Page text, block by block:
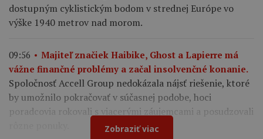
dostupným cyklistickým bodom v strednej Európe vo
výške 1940 metrov nad morom.
09:56
Majiteľ značiek Haibike, Ghost a Lapierre má
vážne finančné problémy a začal insolvenčné konanie.
Spoločnosť Accell Group nedokázala nájsť riešenie, ktoré
by umožnilo pokračovať v súčasnej podobe, hoci
poradcovia rokovali s viacerými záujemcami a posudzovali
Zobraziť viac